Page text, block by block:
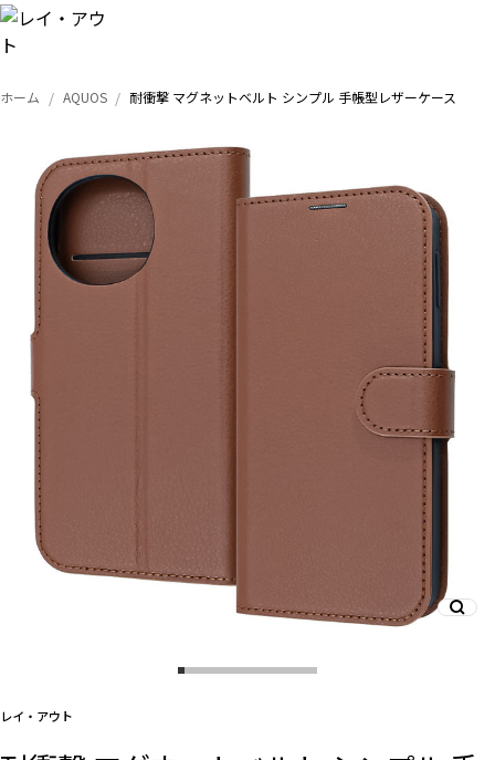
トップ
iPhone
Xperia
And More
デザインから探す
ホーム AQUOS 耐衝撃 マグネットベルト シンプル 手帳型レザーケース
レイ・アウト